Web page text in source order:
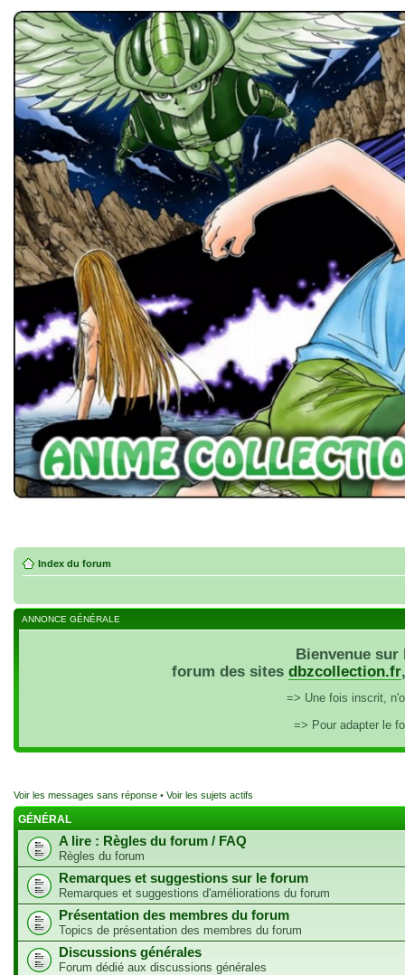
Index du forum
ANNONCE GÉNÉRALE
Bienvenue
forum des sites dbzcollection.fr
=> Une fois inscrit,
=> Pour adapter le
Voir les messages sans réponse • Voir les sujets actifs
GÉNÉRAL
A lire : Règles du forum / FAQ
Règles du forum
Remarques et suggestions sur le forum
Remarques et suggestions d'améliorations du forum
Présentation des membres du forum
Topics de présentation des membres du forum
Discussions générales
Forum dédié aux discussions générales